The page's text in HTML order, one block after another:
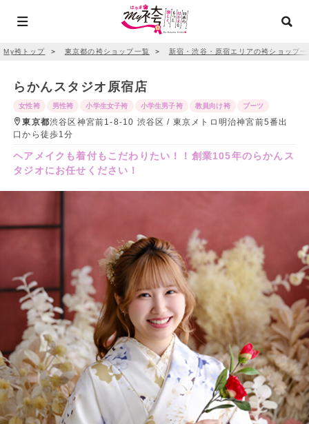
My袴トップ ＞ 東京都の袴ショップ一覧 ＞ 新宿・渋谷・原宿エリアの袴ショップ一
らかんスタジオ原宿店
女性袴 男性袴 小学生女子袴 小学生男子袴 教員向け袴 ブーツ
東京都渋谷区神宮前1-8-10 渋谷区 / 東京メトロ明治神宮前5番出
口から徒歩1分
ヘアメイクも着付もこだわりたい！！創業105年のらかんス
タジオにお任せください！